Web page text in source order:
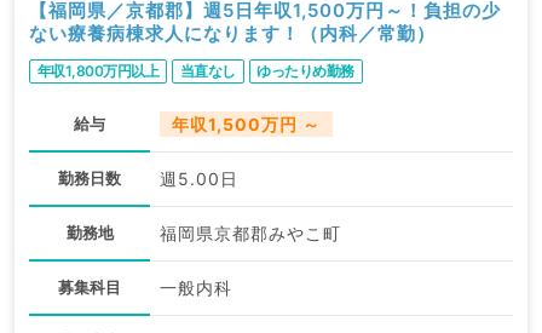
【福岡県／京都郡】週5日年収1,500万円～！負担の少
ない療養病棟求人になります！（内科／常勤）
年収1,800万円以上 当直なし ゆったりめ勤務
給与 年収1,500万円 ～
勤務日数 週5.00日
勤務地 福岡県京都郡みやこ町
募集科目 一般内科